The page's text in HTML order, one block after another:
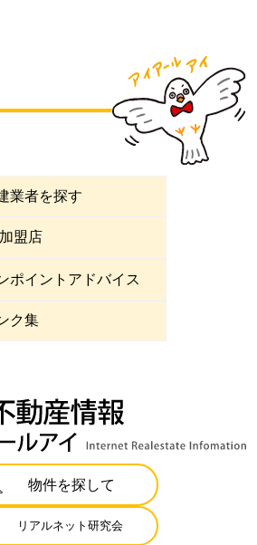
業者を探す
加盟店
ポイントアドバイス
ク集
物件を探して
リアルネット研究会